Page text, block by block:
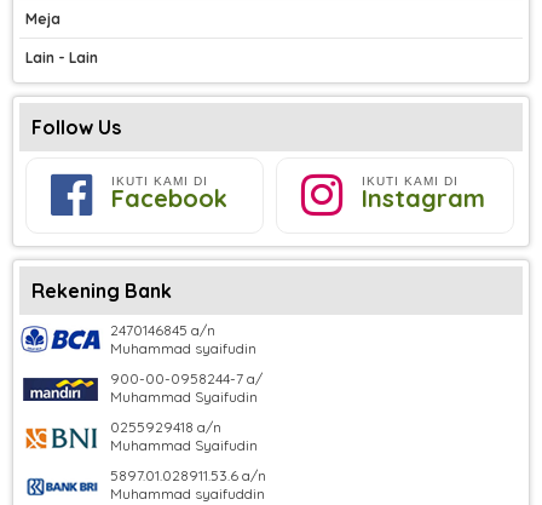
Meja
Lain - Lain
Follow Us
IKUTI KAMI DI
Facebook
IKUTI KAMI DI
Instagram
Rekening Bank
2470146845 a/n
Muhammad syaifudin
900-00-0958244-7 a/
Muhammad Syaifudin
0255929418 a/n
Muhammad Syaifudin
5897.01.028911.53.6 a/n
Muhammad syaifuddin